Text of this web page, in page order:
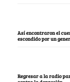
Así encontraron el
escondido por un
Regresar a la radio